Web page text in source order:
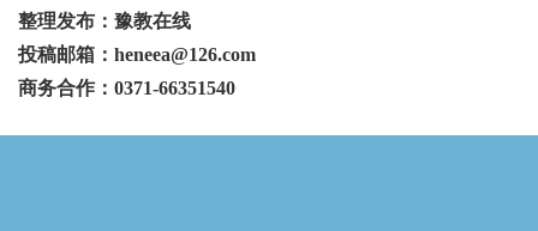
整理发布：豫教在线
投稿邮箱：heneea@126.com
商务合作：0371-66351540